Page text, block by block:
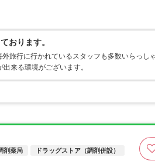
おります。
旅行に行かれているスタッフも多数いらっし
来る環境がございます。
剤薬局 ドラッグストア（調剤併設）